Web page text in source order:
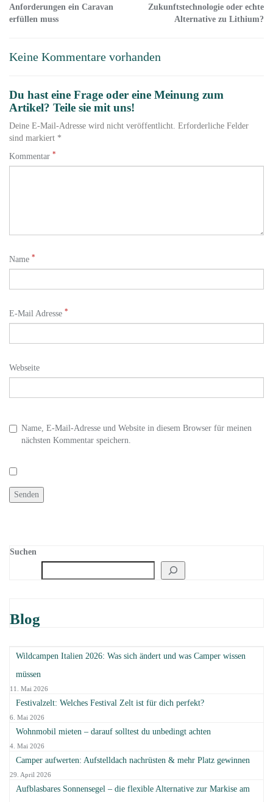
Anforderungen ein Caravan
erfüllen muss
Zukunftstechnologie oder echte
Alternative zu Lithium?
Keine Kommentare vorhanden
Du hast eine Frage oder eine Meinung zum
Artikel? Teile sie mit uns!
Deine E-Mail-Adresse wird nicht veröffentlicht. Erforderliche Felder
sind markiert *
Kommentar *
Name *
E-Mail Adresse *
Webseite
Name, E-Mail-Adresse und Website in diesem Browser für meinen
nächsten Kommentar speichern.
Suchen
Blog
Wildcampen Italien 2026: Was sich ändert und was Camper wissen
müssen
11. Mai 2026
Festivalzelt: Welches Festival Zelt ist für dich perfekt?
6. Mai 2026
Wohnmobil mieten – darauf solltest du unbedingt achten
4. Mai 2026
Camper aufwerten: Aufstelldach nachrüsten & mehr Platz gewinnen
29. April 2026
Aufblasbares Sonnensegel – die flexible Alternative zur Markise am